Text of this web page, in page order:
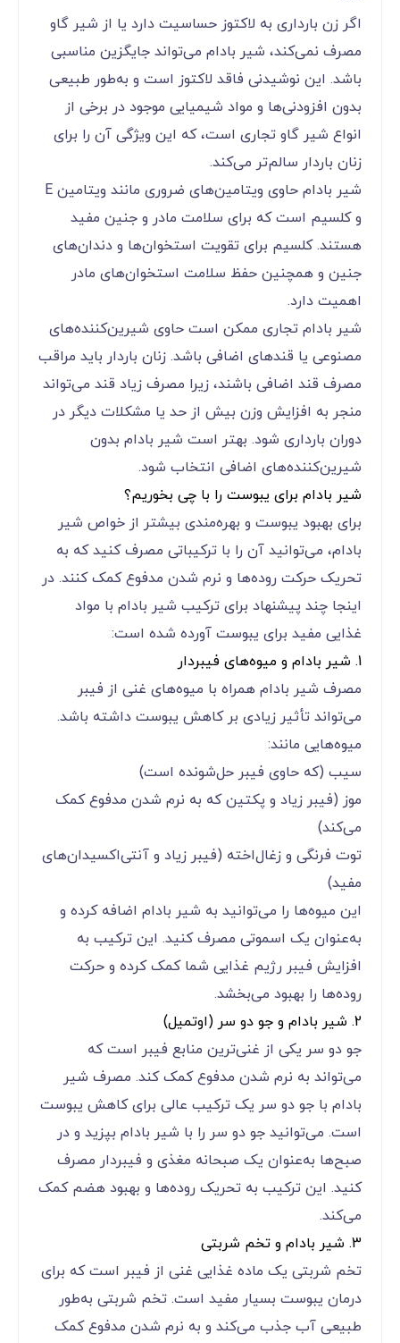
اگر زن بارداری به لاکتوز حساسیت دارد یا از شیر گاو
مصرف نمی‌کند، شیر بادام می‌تواند جایگزین مناسبی
باشد. این نوشیدنی فاقد لاکتوز است و به‌طور طبیعی
بدون افزودنی‌ها و مواد شیمیایی موجود در برخی از
انواع شیر گاو تجاری است، که این ویژگی آن را برای
زنان باردار سالم‌تر می‌کند.
شیر بادام حاوی ویتامین‌های ضروری مانند ویتامین E
و کلسیم است که برای سلامت مادر و جنین مفید
هستند. کلسیم برای تقویت استخوان‌ها و دندان‌های
جنین و همچنین حفظ سلامت استخوان‌های مادر
اهمیت دارد.
شیر بادام تجاری ممکن است حاوی شیرین‌کننده‌های
مصنوعی یا قندهای اضافی باشد. زنان باردار باید مراقب
مصرف قند اضافی باشند، زیرا مصرف زیاد قند می‌تواند
منجر به افزایش وزن بیش از حد یا مشکلات دیگر در
دوران بارداری شود. بهتر است شیر بادام بدون
شیرین‌کننده‌های اضافی انتخاب شود.
شیر بادام برای یبوست را با چی بخوریم؟
برای بهبود یبوست و بهره‌مندی بیشتر از خواص شیر
بادام، می‌توانید آن را با ترکیباتی مصرف کنید که به
تحریک حرکت روده‌ها و نرم شدن مدفوع کمک کنند. در
اینجا چند پیشنهاد برای ترکیب شیر بادام با مواد
غذایی مفید برای یبوست آورده شده است:
1. شیر بادام و میوه‌های فیبردار
مصرف شیر بادام همراه با میوه‌های غنی از فیبر
می‌تواند تأثیر زیادی بر کاهش یبوست داشته باشد.
میوه‌هایی مانند:
سیب (که حاوی فیبر حل‌شونده است)
موز (فیبر زیاد و پکتین که به نرم شدن مدفوع کمک
می‌کند)
توت فرنگی و زغال‌اخته (فیبر زیاد و آنتی‌اکسیدان‌های
مفید)
این میوه‌ها را می‌توانید به شیر بادام اضافه کرده و
به‌عنوان یک اسموتی مصرف کنید. این ترکیب به
افزایش فیبر رژیم غذایی شما کمک کرده و حرکت
روده‌ها را بهبود می‌بخشد.
2. شیر بادام و جو دو سر (اوتمیل)
جو دو سر یکی از غنی‌ترین منابع فیبر است که
می‌تواند به نرم شدن مدفوع کمک کند. مصرف شیر
بادام با جو دو سر یک ترکیب عالی برای کاهش یبوست
است. می‌توانید جو دو سر را با شیر بادام بپزید و در
صبح‌ها به‌عنوان یک صبحانه مغذی و فیبردار مصرف
کنید. این ترکیب به تحریک روده‌ها و بهبود هضم کمک
می‌کند.
3. شیر بادام و تخم شربتی
تخم شربتی یک ماده غذایی غنی از فیبر است که برای
درمان یبوست بسیار مفید است. تخم شربتی به‌طور
طبیعی آب جذب می‌کند و به نرم شدن مدفوع کمک